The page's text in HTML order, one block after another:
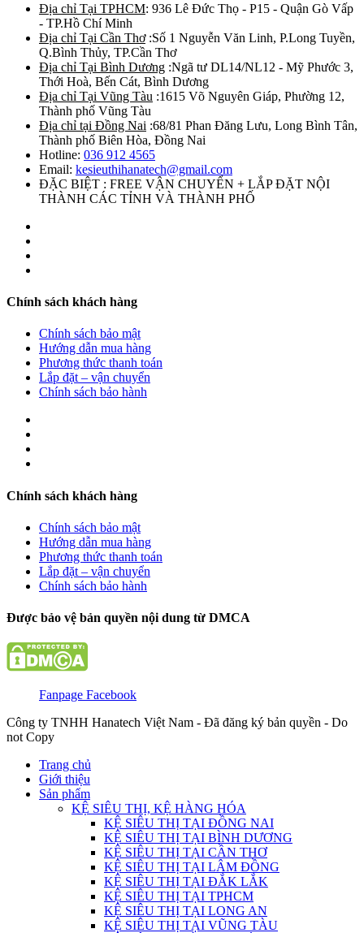
Địa chỉ Tại TPHCM: 936 Lê Đức Thọ - P15 - Quận Gò Vấp
- TP.Hồ Chí Minh
Địa chỉ Tại Cần Thơ:Số 1 Nguyễn Văn Linh, P.Long Tuyền,
Q.Bình Thủy, TP.Cần Thơ
Địa chỉ Tại Bình Dương :Ngã tư DL14/NL12 - Mỹ Phước 3,
Thới Hoà, Bến Cát, Bình Dương
Địa chỉ Tại Vũng Tàu :1615 Võ Nguyên Giáp, Phường 12,
Thành phố Vũng Tàu
Địa chỉ tại Đồng Nai :68/81 Phan Đăng Lưu, Long Bình Tân,
Thành phố Biên Hòa, Đồng Nai
Hotline: 036 912 4565
Email: kesieuthihanatech@gmail.com
ĐẶC BIỆT : FREE VẬN CHUYỂN + LẮP ĐẶT NỘI
THÀNH CÁC TỈNH VÀ THÀNH PHỐ
Chính sách khách hàng
Chính sách bảo mật
Hướng dẫn mua hàng
Phương thức thanh toán
Lắp đặt – vận chuyển
Chính sách bảo hành
Chính sách khách hàng
Chính sách bảo mật
Hướng dẫn mua hàng
Phương thức thanh toán
Lắp đặt – vận chuyển
Chính sách bảo hành
Được bảo vệ bản quyền nội dung từ DMCA
Fanpage Facebook
Công ty TNHH Hanatech Việt Nam - Đã đăng ký bản quyền - Do
not Copy
Trang chủ
Giới thiệu
Sản phẩm
KỆ SIÊU THỊ, KỆ HÀNG HÓA
KỆ SIÊU THỊ TẠI ĐỒNG NAI
KỆ SIÊU THỊ TẠI BÌNH DƯƠNG
KỆ SIÊU THỊ TẠI CẦN THƠ
KỆ SIÊU THỊ TẠI LÂM ĐỒNG
KỆ SIÊU THỊ TẠI ĐẮK LẮK
KỆ SIÊU THỊ TẠI TPHCM
KỆ SIÊU THỊ TẠI LONG AN
KỆ SIÊU THỊ TẠI VŨNG TÀU